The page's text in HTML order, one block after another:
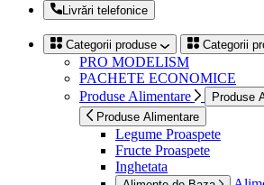
Livrări telefonice
Categorii produse Categorii
PRO MODELISM
PACHETE ECONOMICE
Produse Alimentare
Produse
Produse Alimentare
Legume Proaspete
Fructe Proaspete
Inghetata